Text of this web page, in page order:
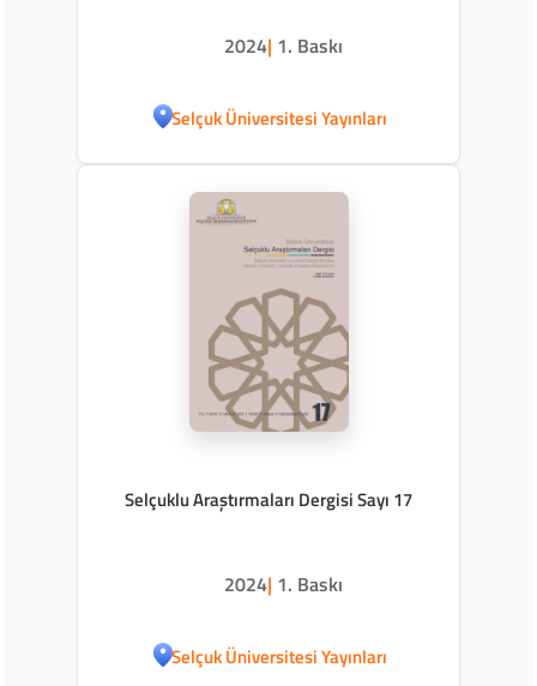
2024| 1. Baskı
Selçuk Üniversitesi Yayınları
Selçuklu Araştırmaları Dergisi Sayı 17
2024| 1. Baskı
Selçuk Üniversitesi Yayınları